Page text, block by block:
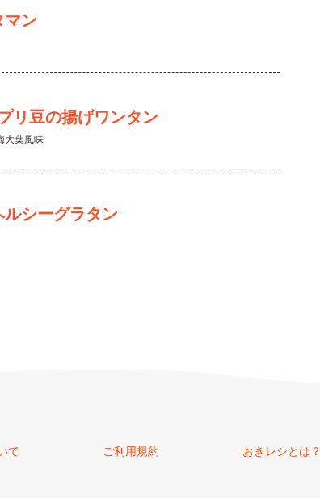
マン
リ豆の揚げワンタン
大葉風味
シーグラタン
て ご利用規約 おきレシとは？